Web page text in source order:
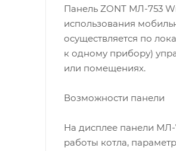
Панель ZONT МЛ-753
использования
осуществляется по
к одному прибору)
или помещениях.
Возможности панели
На дисплее панели МЛ-
работы котла,